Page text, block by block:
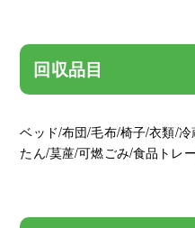
回収品目
ベッド/布団/毛布/椅子/衣類/
たん/茣蓙/可燃ごみ/食品トレ